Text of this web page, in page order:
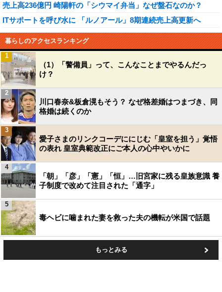
売上高236億円 崎陽軒の「シウマイ弁当」なぜ盤石なのか？
ITサポートを呼び水に 「ルノアール」8期連続売上高更新へ
暮らしのアクセスランキング
（1）「警備員」って、こんなことまでやるんだっ
け？
1
川口春奈&板倉滉もそう？ なぜ格差婚はつまづき、同
格婚は続くのか
2
愛子さまのリンクコーデににじむ「皇室を担う」覚悟
の表れ 皇室典範改正にご本人の心中やいかに
3
「朝」「彦」「憲」「恒」…旧宮家に残る皇族意識 養
子制度で改めて注目された「通字」
4
毒ヘビに噛まれた妻を救った夫の機転が米国で話題
5
もっとみる